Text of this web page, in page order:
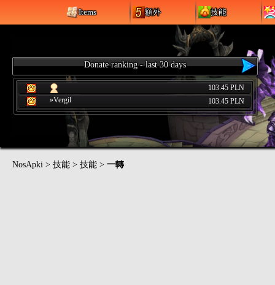
Items 額外 技能
Donate ranking - last 30 days
103.45 PLN
»Vergil
103.45 PLN
NosApki > 技能 > 技能 > 一轉